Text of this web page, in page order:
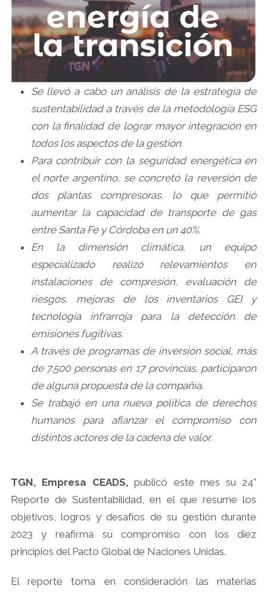
Se llevó a cabo un análisis de la estrategia de
sustentabilidad a través de la metodología ESG
con la finalidad de lograr mayor integración en
todos los aspectos de la gestión.
Para contribuir con la seguridad energética en
el norte argentino, se concretó la reversión de
dos plantas compresoras, lo que permitió
aumentar la capacidad de transporte de gas
entre Santa Fe y Córdoba en un 40%.
En la dimensión climática, un equipo
especializado realizó relevamientos en
instalaciones de compresión, evaluación de
riesgos, mejoras de los inventarios GEI y
tecnología infrarroja para la detección de
emisiones fugitivas.
A través de programas de inversión social, más
de 7.500 personas en 17 provincias, participaron
de alguna propuesta de la compañía.
Se trabajó en una nueva política de derechos
humanos para afianzar el compromiso con
distintos actores de la cadena de valor.
TGN, Empresa CEADS, publicó este mes su 24°
Reporte de Sustentabilidad, en el que resume los
objetivos, logros y desafíos de su gestión durante
2023 y reafirma su compromiso con los diez
principios del Pacto Global de Naciones Unidas.
El reporte toma en consideración las materias